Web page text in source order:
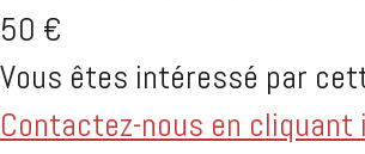
50 €
Vous êtes intéressé par
Contactez-nous en cliquant